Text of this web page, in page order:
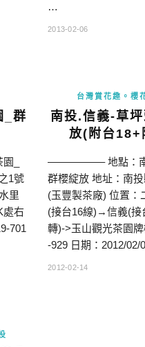
…
2013-02-06
_群
_
1號
里
右
701
台灣賞花趣。櫻
南投.信義-草
放(附台18+
—————– 地點：南
群櫻綻放 地址：南
(玉豐製茶廠) 位置
(接台16線)→信義(
轉)->玉山觀光茶園
-929 日期：2012/
2012-02-14